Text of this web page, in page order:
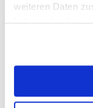
weiteren Daten